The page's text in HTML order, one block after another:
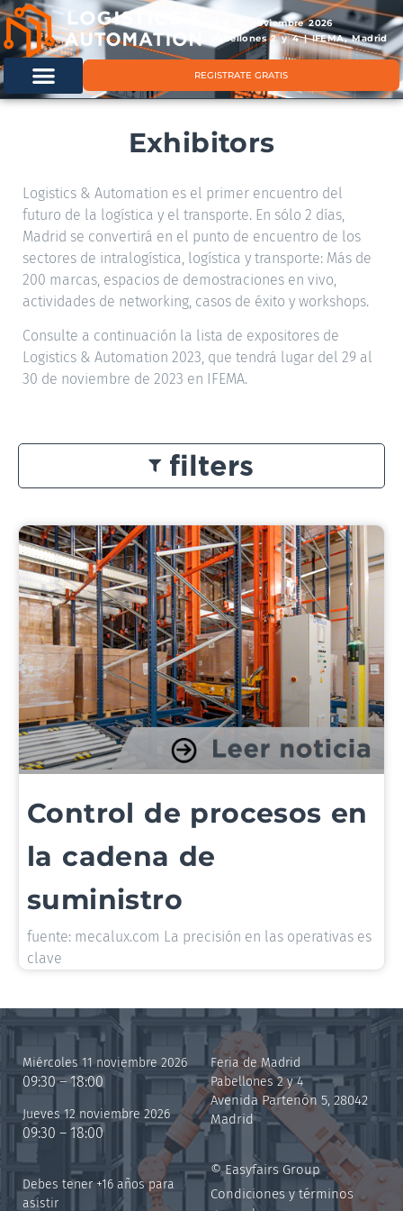
11 & 12 noviembre 2026
Pabellones 2 y 4 | IFEMA, Madrid
REGISTRATE GRATIS
Exhibitors
Logistics & Automation es el primer encuentro del
futuro de la logística y el transporte. En sólo 2 días,
Madrid se convertirá en el punto de encuentro de los
sectores de intralogística, logística y transporte: Más de
200 marcas, espacios de demostraciones en vivo,
actividades de networking, casos de éxito y workshops.
Consulte a continuación la lista de expositores de
Logistics & Automation 2023, que tendrá lugar del 29 al
30 de noviembre de 2023 en IFEMA.
filters
Control de procesos en
la cadena de
suministro
fuente: mecalux.com La precisión en las operativas es
clave
Miércoles 11 noviembre 2026
09:30 – 18:00
Jueves 12 noviembre 2026
09:30 – 18:00
Debes tener +16 años para
asistir
Feria de Madrid
Pabellones 2 y 4
Avenida Partenón 5, 28042
Madrid
© Easyfairs Group
Condiciones y términos